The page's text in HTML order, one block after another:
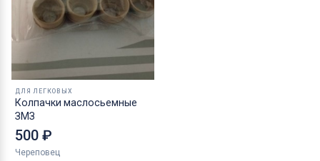
ДЛЯ ЛЕГКОВЫХ
Колпачки маслосьемные
ЗМЗ
500 ₽
Череповец